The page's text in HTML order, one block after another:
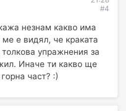
#4
незнам какво има
е видял, че краката
упражнения за
Иначе ти какво ще
част? :)